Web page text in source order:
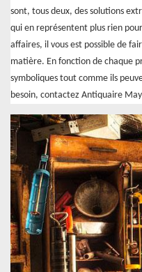
sont, tous deux, des solutions
qui en représentent plus rien
affaires, il vous est possible de
matière. En fonction de chaque
symboliques tout comme ils
besoin, contactez Antiquaire